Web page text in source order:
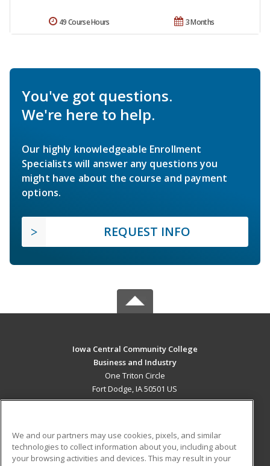
3 Months
49 Course Hours
You've got questions.
We're here to help.
Our highly knowledgeable Enrollment
Specialists will answer any questions you
might have about the course and payment
options.
REQUEST INFO
Iowa Central Community College
Business and Industry
One Triton Circle
Fort Dodge, IA 50501 US
ADDITIONAL RESOURCES
We and our partners may use cookies, pixels, and similar
technologies to collect information about you, including about
your browsing activities and devices. This may result in your